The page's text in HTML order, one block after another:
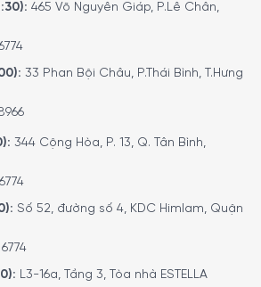
465 Võ Nguyên Giáp, P.Lê Chân,
33 Phan Bội Châu, P.Thái Bình, T.Hưng
344 Cộng Hòa, P. 13, Q. Tân Bình,
Số 52, đường số 4, KDC Himlam, Quận
L3-16a, Tầng 3, Tòa nhà ESTELLA